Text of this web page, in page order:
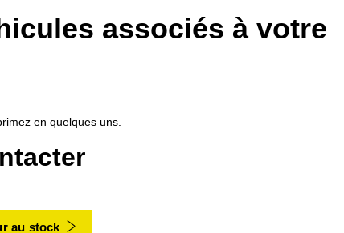
associés à votre
en quelques uns.
au stock